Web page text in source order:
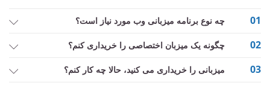
01 چه نوع برنامه میزبانی وب مورد نیاز است؟
02 چگونه یک میزبان اختصاصی را خریداری کنم؟
03 میزبانی را خریداری می کنید، حالا چه کار کنم؟